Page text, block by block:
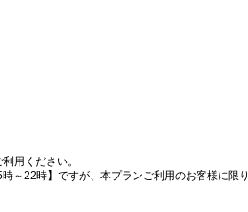
用ください。
～22時】ですが、本プランご利用のお客様に限り